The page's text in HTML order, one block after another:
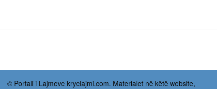
© Portali i Lajmeve kryelajmi.com. Materialet në këtë website,